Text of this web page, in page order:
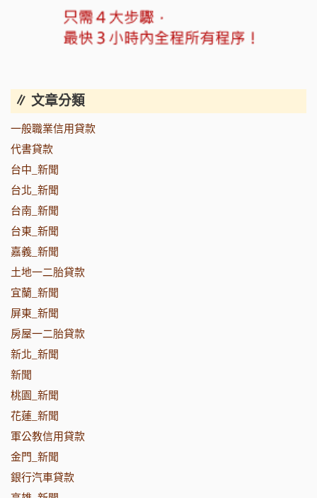
∥ 文章分類
一般職業信用貸款
代書貸款
台中_新聞
台北_新聞
台南_新聞
台東_新聞
嘉義_新聞
土地一二胎貸款
宜蘭_新聞
屏東_新聞
房屋一二胎貸款
新北_新聞
新聞
桃園_新聞
花蓮_新聞
軍公教信用貸款
金門_新聞
銀行汽車貸款